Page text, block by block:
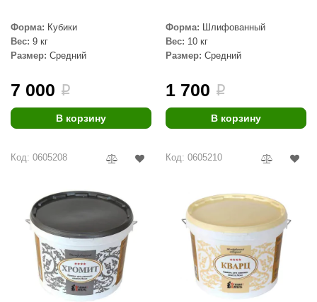
Sauna
icon
Форма: Кубики
Вес: 9 кг
Размер: Средний
7 000 i
В корзину
Форма: Шлифованный
Вес: 10 кг
Размер: Средний
1 700 i
В корзину
Код: 0605208 Код: 0605210